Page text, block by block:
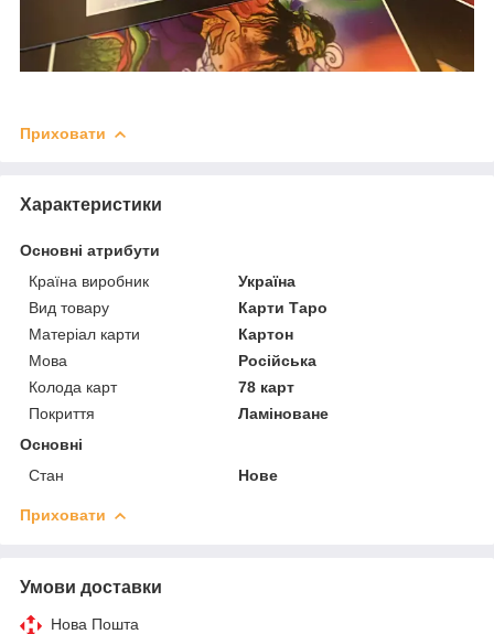
Приховати
Характеристики
Основні атрибути
Країна виробник
Україна
Вид товару
Карти Таро
Матеріал карти
Картон
Мова
Російська
Колода карт
78 карт
Покриття
Ламіноване
Основні
Стан
Нове
Приховати
Умови доставки
Нова Пошта